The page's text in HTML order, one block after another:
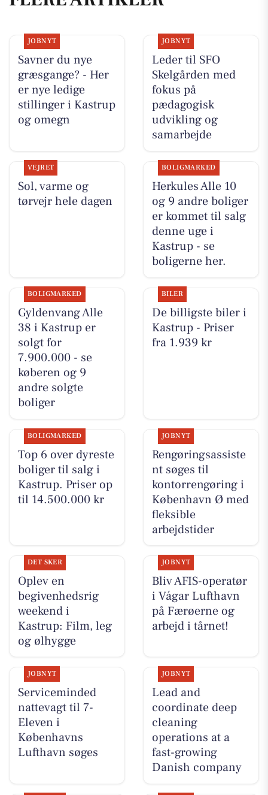
JOBNYT
Savner du nye
græsgange? - Her
er nye ledige
stillinger i Kastrup
og omegn
JOBNYT
Leder til SFO
Skelgården med
fokus på
pædagogisk
udvikling og
samarbejde
VEJRET
Sol, varme og
tørvejr hele dagen
BOLIGMARKED
Herkules Alle 10
og 9 andre boliger
er kommet til salg
denne uge i
Kastrup - se
boligerne her.
BOLIGMARKED
Gyldenvang Alle
38 i Kastrup er
solgt for
7.900.000 - se
køberen og 9
andre solgte
boliger
BILER
De billigste biler i
Kastrup - Priser
fra 1.939 kr
BOLIGMARKED
Top 6 over dyreste
boliger til salg i
Kastrup. Priser op
til 14.500.000 kr
JOBNYT
Rengøringsassiste
nt søges til
kontorrengøring i
København Ø med
fleksible
arbejdstider
DET SKER
Oplev en
begivenhedsrig
weekend i
Kastrup: Film, leg
og ølhygge
JOBNYT
Bliv AFIS-operatør
i Vágar Lufthavn
på Færøerne og
arbejd i tårnet!
JOBNYT
Serviceminded
nattevagt til 7-
Eleven i
Københavns
Lufthavn søges
JOBNYT
Lead and
coordinate deep
cleaning
operations at a
fast-growing
Danish company